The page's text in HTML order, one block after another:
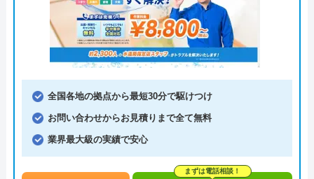
全国各地の拠点から最短30分で駆けつけ
お問い合わせからお見積りまで全て無料
業界最大級の実績で安心
まずは電話相談！